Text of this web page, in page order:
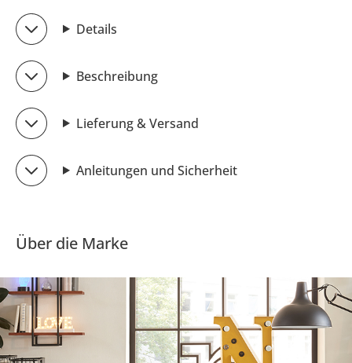
Details
Beschreibung
Lieferung & Versand
Anleitungen und Sicherheit
Über die Marke